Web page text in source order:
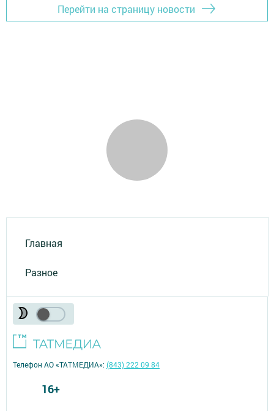
Перейти на страницу новости
Главная
Разное
Телефон АО «ТАТМЕДИА»:(843) 222 09 84
16+